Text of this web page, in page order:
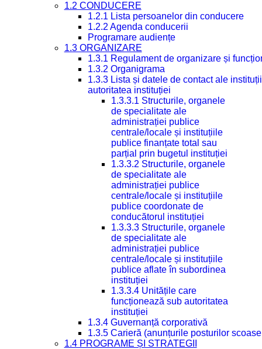
1.2 CONDUCERE
1.2.1 Lista persoanelor din conducere
1.2.2 Agenda conducerii
Programare audiențe
1.3 ORGANIZARE
1.3.1 Regulament de organizare și
1.3.2 Organigrama
1.3.3 Lista și datele de contact ale
autoritatea instituției
1.3.3.1 Structurile, organele
de specialitate ale
administrației publice
centrale/locale și instituțiile
publice finanțate total sau
parțial prin bugetul instituției
1.3.3.2 Structurile, organele
de specialitate ale
administrației publice
centrale/locale și instituțiile
publice coordonate de
conducătorul instituției
1.3.3.3 Structurile, organele
de specialitate ale
administrației publice
centrale/locale și instituțiile
publice aflate în subordinea
instituției
1.3.3.4 Unitățile care
funcționează sub autoritatea
instituției
1.3.4 Guvernanță corporativă
1.3.5 Carieră (anunțurile posturilor
1.4 PROGRAME ȘI STRATEGII